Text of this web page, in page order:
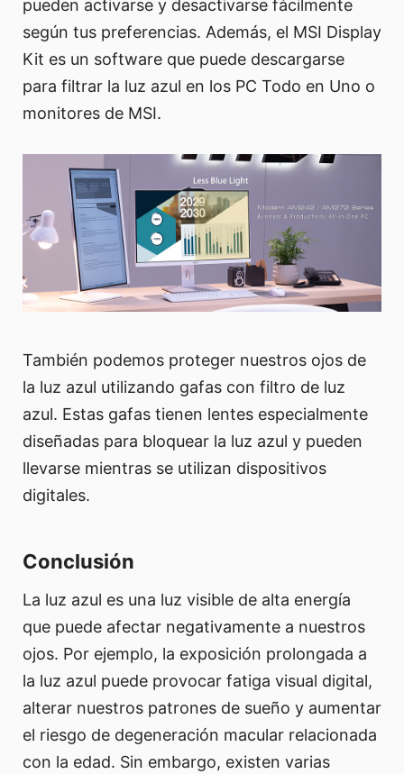
pueden activarse y desactivarse fácilmente
según tus preferencias. Además, el MSI Display
Kit es un software que puede descargarse
para filtrar la luz azul en los PC Todo en Uno o
monitores de MSI.
También podemos proteger nuestros ojos de
la luz azul utilizando gafas con filtro de luz
azul. Estas gafas tienen lentes especialmente
diseñadas para bloquear la luz azul y pueden
llevarse mientras se utilizan dispositivos
digitales.
Conclusión
La luz azul es una luz visible de alta energía
que puede afectar negativamente a nuestros
ojos. Por ejemplo, la exposición prolongada a
la luz azul puede provocar fatiga visual digital,
alterar nuestros patrones de sueño y aumentar
el riesgo de degeneración macular relacionada
con la edad. Sin embargo, existen varias